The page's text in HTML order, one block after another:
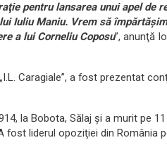
pentru lansarea unui apel de
Iuliu Maniu. Vrem să
a lui Corneliu Coposu”, anunţă
Caragiale”, a fost prezentat
la Bobota, Sălaj şi a murit pe
fost liderul opoziţiei din România